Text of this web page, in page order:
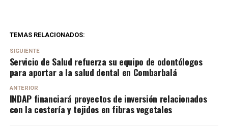
TEMAS RELACIONADOS:
SIGUIENTE
Servicio de Salud refuerza su equipo de odontólogos
para aportar a la salud dental en Combarbalá
ANTERIOR
INDAP financiará proyectos de inversión relacionados
con la cestería y tejidos en fibras vegetales